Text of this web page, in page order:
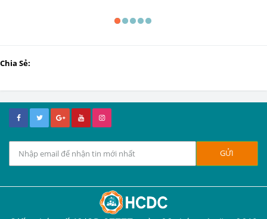
Chia Sẻ: